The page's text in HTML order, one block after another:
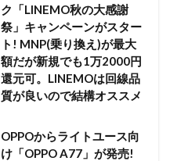
ク「LINEMO秋の大感謝
祭」キャンペーンがスター
ト! MNP(乗り換え)が最大
額だが新規でも1万2000円
還元可。LINEMOは回線品
質が良いので結構オススメ
OPPOからライトユース向
け「OPPO A77」が発売!